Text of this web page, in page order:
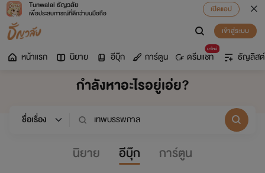
Tunwalai ธัญวลัย
เพื่อประสบการณ์ที่ดีกว่าบนมือถือ
เปิดแอป
เข้าสู่ระบบ
หน้าแรก นิยาย อีบุ๊ก การ์ตูน
มาใหม่
ดรีมแชท ธัญลิสต์
กำลังหาอะไรอยู่เอ่ย?
นิยาย อีบุ๊ก การ์ตูน